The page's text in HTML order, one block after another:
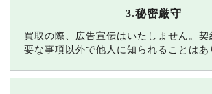
3.秘密厳守
買取の際、広告宣伝はいたしません。
要な事項以外で他人に知られることはあ